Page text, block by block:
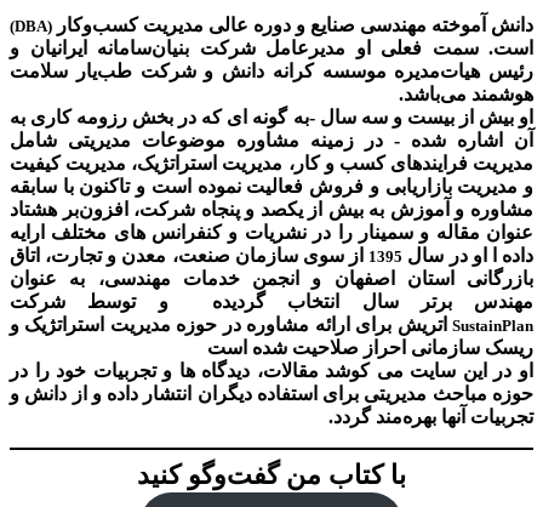
دانش آموخته مهندسی صنایع و دوره عالی مدیریت کسب‌و‌کار (DBA)
است. سمت فعلی او مدیرعامل شرکت بنیان‌سامانه ایرانیان و
رئیس هیات‌مدیره موسسه کرانه دانش و شرکت طب‌یار سلامت
هوشمند می‌باشد.
او بیش از بیست و سه سال -به گونه ای که در بخش رزومه کاری به
آن اشاره شده - در زمینه مشاوره موضوعات مدیریتی شامل
مدیریت فرایندهای کسب و کار، مدیریت استراتژیک، مدیریت کیفیت
و مدیریت بازاریابی و فروش فعالیت نموده است و تاکنون با سابقه
مشاوره و آموزش به بیش از یکصد و پنجاه شرکت، افزون‌بر هشتاد
عنوان مقاله و سمینار را در نشریات و کنفرانس های مختلف ارایه
داده ا او در سال 1395 از سوی سازمان صنعت، معدن و تجارت، اتاق
بازرگانی استان اصفهان و انجمن خدمات مهندسی، به عنوان
مهندس برتر سال انتخاب گردیده و توسط شرکت
SustainPlan اتریش برای ارائه مشاوره در حوزه مدیریت استراتژیک و
ریسک سازمانی احراز صلاحیت شده است
او در این سایت می کوشد مقالات، دیدگاه ها و تجربیات خود را در
حوزه مباحث مدیریتی برای استفاده دیگران انتشار داده و از دانش و
تجربیات آنها بهره‌مند گردد.
با کتاب من گفت‌‌وگو کنید